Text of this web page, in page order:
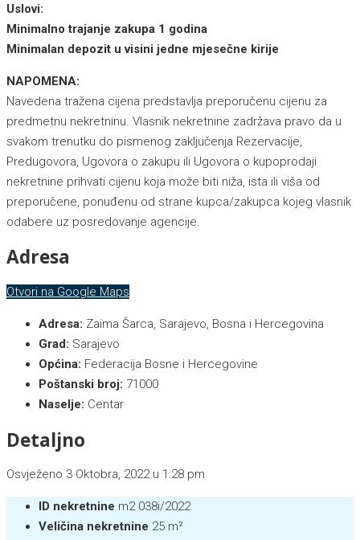
Uslovi:
Minimalno trajanje zakupa 1 godina
Minimalan depozit u visini jedne mjesečne kirije
NAPOMENA:
Navedena tražena cijena predstavlja preporučenu cijenu za
predmetnu nekretninu. Vlasnik nekretnine zadržava pravo da u
svakom trenutku do pismenog zaključenja Rezervacije,
Predugovora, Ugovora o zakupu ili Ugovora o kupoprodaji
nekretnine prihvati cijenu koja može biti niža, ista ili viša od
preporučene, ponuđenu od strane kupca/zakupca kojeg vlasnik
odabere uz posredovanje agencije.
Adresa
Otvori na Google Maps
Adresa: Zaima Šarca, Sarajevo, Bosna i Hercegovina
Grad: Sarajevo
Općina: Federacija Bosne i Hercegovine
Poštanski broj: 71000
Naselje: Centar
Detaljno
Osvježeno 3 Oktobra, 2022 u 1:28 pm
ID nekretnine m2 038i/2022
Veličina nekretnine 25 m²